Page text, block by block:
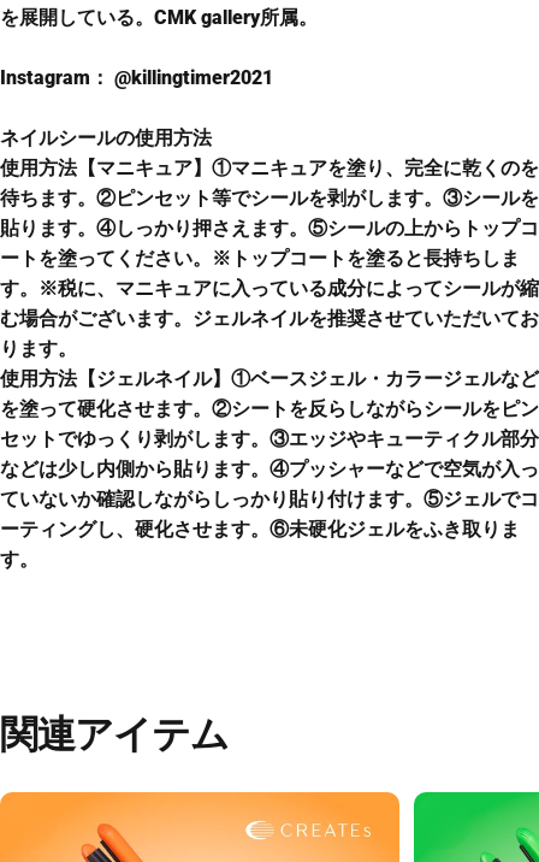
を展開している。CMK gallery所属。
Instagram： @killingtimer2021
ネイルシールの使用方法
使用方法【マニキュア】①マニキュアを塗り、完全に乾くのを
待ちます。②ピンセット等でシールを剥がします。③シールを
貼ります。④しっかり押さえます。⑤シールの上からトップコ
ートを塗ってください。※トップコートを塗ると長持ちしま
す。※税に、マニキュアに入っている成分によってシールが縮
む場合がございます。ジェルネイルを推奨させていただいてお
ります。
使用方法【ジェルネイル】①ベースジェル・カラージェルなど
を塗って硬化させます。②シートを反らしながらシールをピン
セットでゆっくり剥がします。③エッジやキューティクル部分
などは少し内側から貼ります。④プッシャーなどで空気が入っ
ていないか確認しながらしっかり貼り付けます。⑤ジェルでコ
ーティングし、硬化させます。⑥未硬化ジェルをふき取りま
す。
関連アイテム